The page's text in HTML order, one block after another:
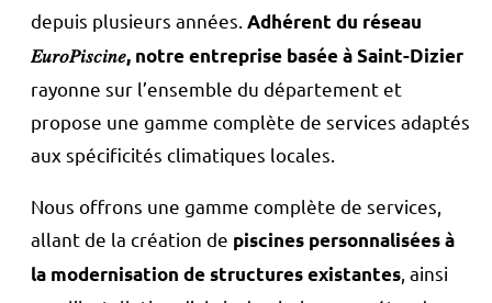
depuis plusieurs années. Adhérent du réseau
𝐸𝑢𝑟𝑜𝑃𝑖𝑠𝑐𝑖𝑛𝑒, notre entreprise basée à Saint-Dizier
rayonne sur l’ensemble du département et
propose une gamme complète de services adaptés
aux spécificités climatiques locales.
Nous offrons une gamme complète de services,
allant de la création de piscines personnalisées à
la modernisation de structures existantes , ainsi